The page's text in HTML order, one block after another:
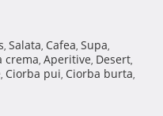
, Salata, Cafea, Supa,
crema, Aperitive, Desert,
, Ciorba pui, Ciorba burta,